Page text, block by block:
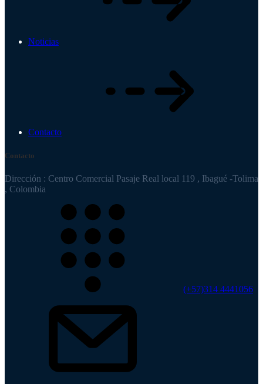
Noticias
Contacto
Contacto
Dirección : Centro Comercial Pasaje Real local 119 , Ibagué -Tolima
, Colombia
(+57)314 4441056